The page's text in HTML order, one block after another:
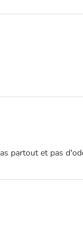
partout et pas